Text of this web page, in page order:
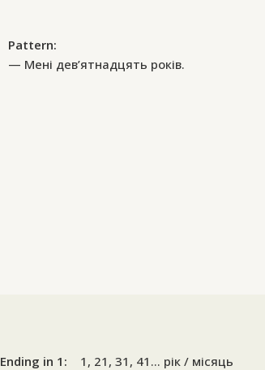
Pattern:
Мені дев’ятнадцять років.
Ending in 1: 1, 21, 31, 41… рік / місяць